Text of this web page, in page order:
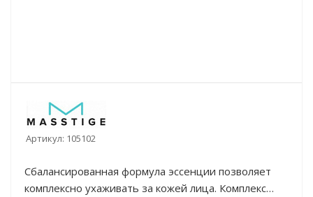
Артикул: 105102
Сбалансированная формула эссенции позволяет
комплексно ухаживать за кожей лица. Комплекс